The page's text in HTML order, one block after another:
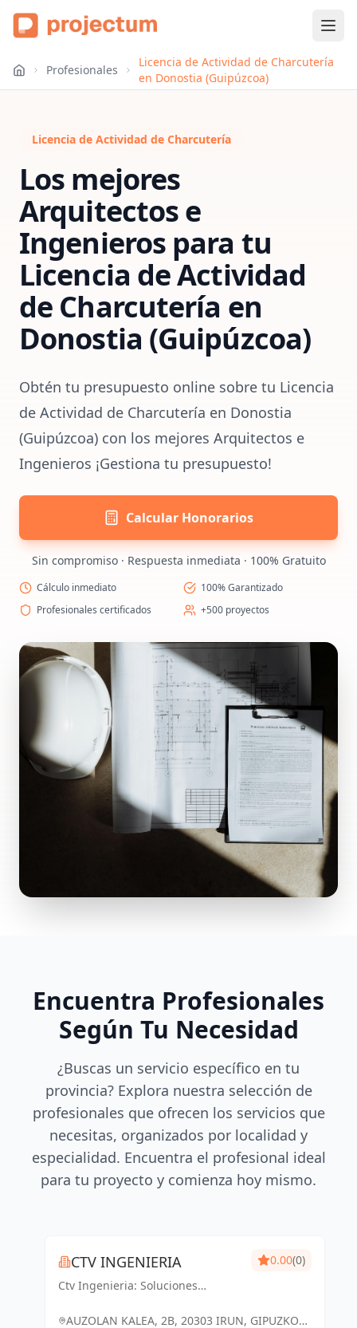
Profesionales
Licencia de Actividad de Charcutería
en Donostia (Guipúzcoa)
Licencia de Actividad de Charcutería
Los mejores
Arquitectos e
Ingenieros para tu
Licencia de Actividad
de Charcutería en
Donostia (Guipúzcoa)
Obtén tu presupuesto online sobre tu Licencia
de Actividad de Charcutería en Donostia
(Guipúzcoa) con los mejores Arquitectos e
Ingenieros ¡Gestiona tu presupuesto!
Calcular Honorarios
Sin compromiso · Respuesta inmediata · 100% Gratuito
Cálculo inmediato
100% Garantizado
Profesionales certificados
+500 proyectos
Encuentra Profesionales
Según Tu Necesidad
¿Buscas un servicio específico en tu
provincia? Explora nuestra selección de
profesionales que ofrecen los servicios que
necesitas, organizados por localidad y
especialidad. Encuentra el profesional ideal
para tu proyecto y comienza hoy mismo.
CTV INGENIERIA
Ctv Ingenieria: Soluciones
futuro sólido en Guipúzcoa y Irun.
0.00(0)
AUZOLAN KALEA, 2B, 20303 IRUN, GIPUZKOA,